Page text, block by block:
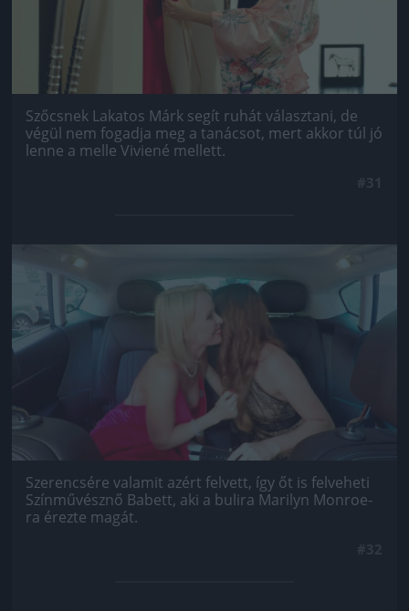
Szőcsnek Lakatos Márk segít ruhát választani, de
végül nem fogadja meg a tanácsot, mert akkor túl jó
lenne a melle Viviené mellett.
Szerencsére valamit azért felvett, így őt is felveheti
Színművésznő Babett, aki a bulira Marilyn Monroe-
ra érezte magát.